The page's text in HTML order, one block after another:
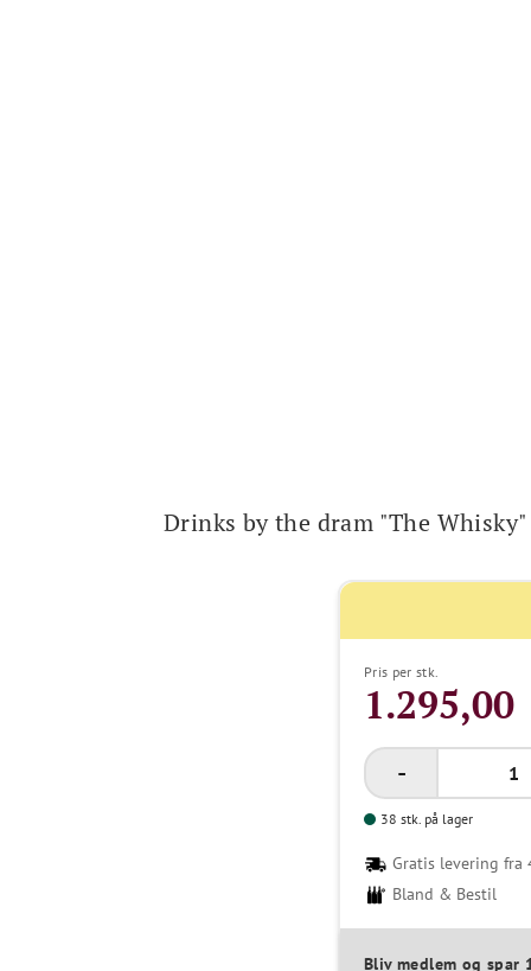
Drinks by the dram "The
Pris per stk.
Gratis levering fra
Bland & Bestil
38 stk. på lager
Bliv medlem og spar